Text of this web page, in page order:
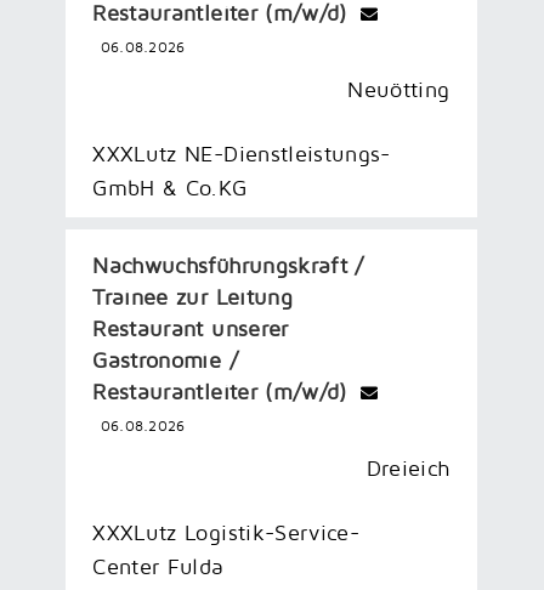
Restaurantleiter (m/w/d)
06.08.2026
Neuötting
XXXLutz NE-Dienstleistungs-
GmbH & Co.KG
Nachwuchsführungskraft /
Trainee zur Leitung
Restaurant unserer
Gastronomie /
Restaurantleiter (m/w/d)
06.08.2026
Dreieich
XXXLutz Logistik-Service-
Center Fulda